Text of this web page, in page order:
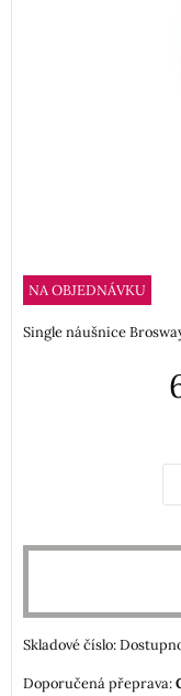
NA OBJEDNÁVKU
Single náušnice
Skladové číslo: